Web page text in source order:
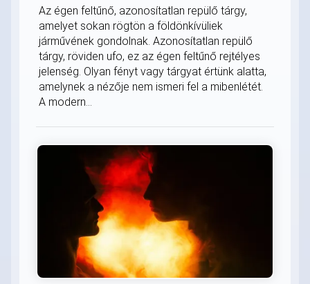
Az égen feltűnő, azonosítatlan repülő tárgy,
amelyet sokan rögtön a földönkívüliek
járművének gondolnak. Azonosítatlan repülő
tárgy, röviden ufo, ez az égen feltűnő rejtélyes
jelenség. Olyan fényt vagy tárgyat értünk alatta,
amelynek a nézője nem ismeri fel a mibenlétét.
A modern...